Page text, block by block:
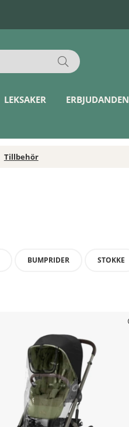
LEKSAKER ERBJUDANDEN
Tillbehör
BUMPRIDER STOKKE